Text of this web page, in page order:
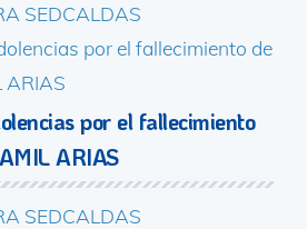
SEDCALDAS
por el fallecimiento
ARIAS
SEDCALDAS